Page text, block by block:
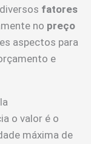
fatores
no preço
aspectos para
e
o valor é o
máxima de